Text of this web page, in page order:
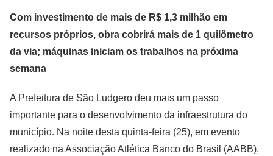
Com investimento de mais de R$ 1,3 milhão em
recursos próprios, obra cobrirá mais de 1 quilômetro
da via; máquinas iniciam os trabalhos na próxima
semana
A Prefeitura de São Ludgero deu mais um passo
importante para o desenvolvimento da infraestrutura do
município. Na noite desta quinta-feira (25), em evento
realizado na Associação Atlética Banco do Brasil (AABB),